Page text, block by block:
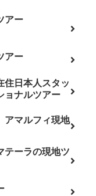
アー
アー
住日本人スタッ
ョナルツアー
アマルフィ現地
テーラの現地ツ